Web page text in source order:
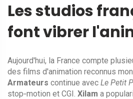
Les studios
font vibrer
Aujourd'hui, la France compte
des films d'animation reconnus
Armateurs continue avec Le Petit
stop‑motion et CGI. Xilam a